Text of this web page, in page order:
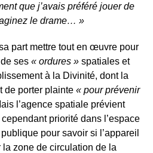
que j’avais préféré jouer de
le drame… »
part mettre tout en œuvre pour
ses« ordures »spatiales et
à la Divinité, dont la
de porter plainte « pour prévenir
l’agence spatiale prévient
priorité dans l’espace
pour savoir si l’appareil
zone de circulation de la